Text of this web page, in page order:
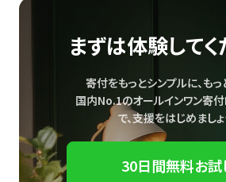
まずは体験してく
寄付をもっとシンプルに、もっ
国内No.1のオールインワン寄
で、支援をはじめましょ
30日間無料お試